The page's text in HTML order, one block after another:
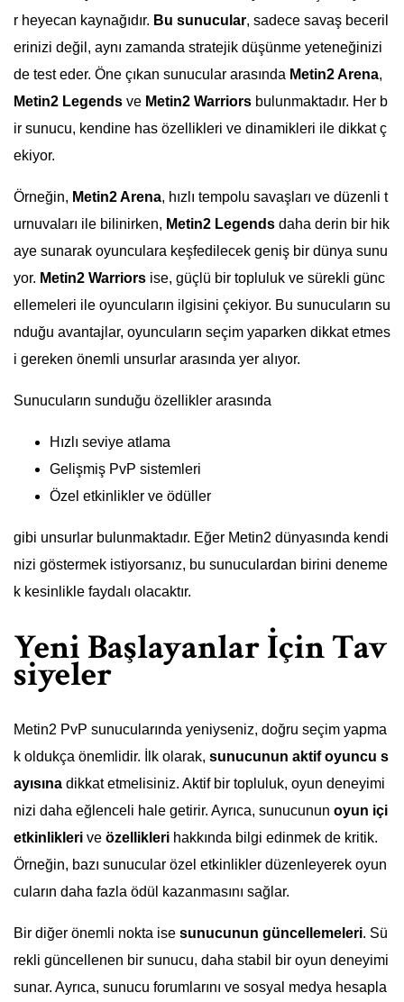
r heyecan kaynağıdır. Bu sunucular, sadece savaş beceril
erinizi değil, aynı zamanda stratejik düşünme yeteneğinizi
de test eder. Öne çıkan sunucular arasında Metin2 Arena,
Metin2 Legends ve Metin2 Warriors bulunmaktadır. Her b
ir sunucu, kendine has özellikleri ve dinamikleri ile dikkat ç
ekiyor.
Örneğin, Metin2 Arena, hızlı tempolu savaşları ve düzenli t
urnuvaları ile bilinirken, Metin2 Legends daha derin bir hik
aye sunarak oyunculara keşfedilecek geniş bir dünya sunu
yor. Metin2 Warriors ise, güçlü bir topluluk ve sürekli günc
ellemeleri ile oyuncuların ilgisini çekiyor. Bu sunucuların su
nduğu avantajlar, oyuncuların seçim yaparken dikkat etmes
i gereken önemli unsurlar arasında yer alıyor.
Sunucuların sunduğu özellikler arasında
Hızlı seviye atlama
Gelişmiş PvP sistemleri
Özel etkinlikler ve ödüller
gibi unsurlar bulunmaktadır. Eğer Metin2 dünyasında kendi
nizi göstermek istiyorsanız, bu sunuculardan birini deneme
k kesinlikle faydalı olacaktır.
Yeni Başlayanlar İçin Tav
siyeler
Metin2 PvP sunucularında yeniyseniz, doğru seçim yapma
k oldukça önemlidir. İlk olarak, sunucunun aktif oyuncu s
ayısına dikkat etmelisiniz. Aktif bir topluluk, oyun deneyimi
nizi daha eğlenceli hale getirir. Ayrıca, sunucunun oyun içi
etkinlikleri ve özellikleri hakkında bilgi edinmek de kritik.
Örneğin, bazı sunucular özel etkinlikler düzenleyerek oyun
cuların daha fazla ödül kazanmasını sağlar.
Bir diğer önemli nokta ise sunucunun güncellemeleri. Sü
rekli güncellenen bir sunucu, daha stabil bir oyun deneyimi
sunar. Ayrıca, sunucu forumlarını ve sosyal medya hesapla